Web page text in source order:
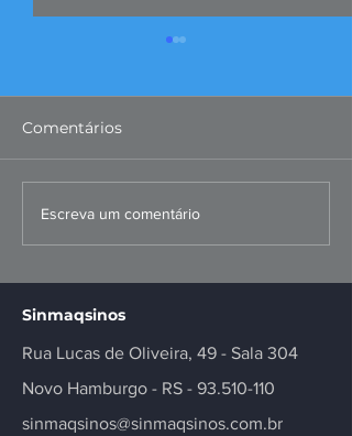
Missão ao Peru
fortalece negócios e
Comentários
Escreva um comentário
Sinmaqsinos
Rua Lucas de Oliveira, 49 - Sala 304
Novo Hamburgo - RS - 93.510-110
sinmaqsinos@sinmaqsinos.com.br